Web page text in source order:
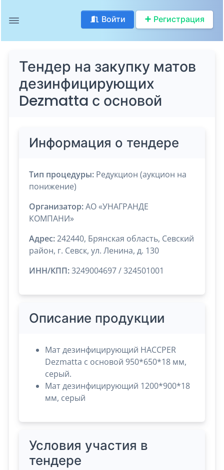
Войти Регистрация
Тендер на закупку матов
дезинфицирующих
Dezmatta с основой
Информация о тендере
Тип процедуры: Редукцион (аукцион на
понижение)
Организатор:АО «УНАГРАНДЕ
КОМПАНИ»
Адрес:242440, Брянская область, Севский
район, г. Севск, ул. Ленина, д. 130
ИНН/КПП:3249004697 / 324501001
Описание продукции
Мат дезинфицирующий HACCPER
Dezmatta с основой 950*650*18 мм,
серый.
Мат дезинфицирующий 1200*900*18
мм, серый
Условия участия в
тендере